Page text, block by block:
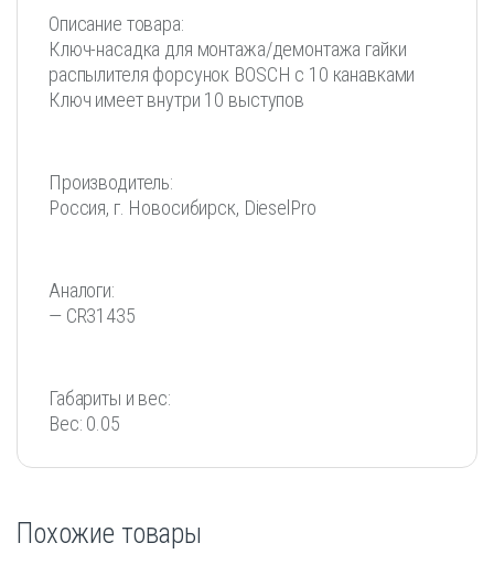
Описание товара:
Ключ-насадка для монтажа/демонтажа гайки
распылителя форсунок BOSCH с 10 канавками
Ключ имеет внутри 10 выступов
Производитель:
Россия, г. Новосибирск, DieselPro
Аналоги:
— CR31435
Габариты и вес:
Вес: 0.05
Похожие товары